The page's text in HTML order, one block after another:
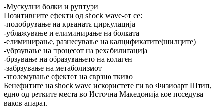
-Мускулни болки и руптури
Позитивните ефекти од shock wave-от се:
-подобрување на крваната циркулација
-ублажување и елиминирање на болката
-елиминирање, разнесување на калцификатите(шилците)
-убрзување на процесот на рехабилитација
-брзување на образувањето на колаген
-забрзување на метаболизмот
-зголемување ефектот на сврзно ткиво
Бенефитите на shock wave искористете ги во Физиоарт Штип,
едно од ретките места во Источна Македонија кое поседува
ваков апарат.